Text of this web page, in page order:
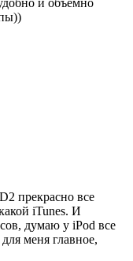
прекрасно все
iTunes. И
думаю у iPod все
меня главное,